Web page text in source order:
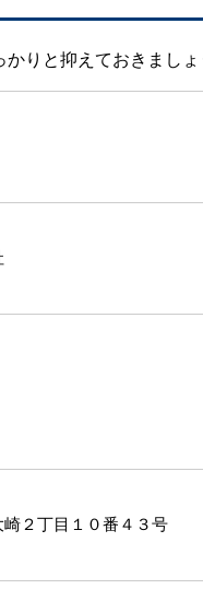
りと抑えておきましょ
２丁目１０番４３号